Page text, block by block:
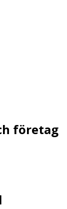
företag